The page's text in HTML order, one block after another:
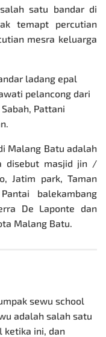
satu bandar di
temapt percutian
mesra keluarga
ladang epal
pelancong dari
Pattani
Malang Batu adalah
disebut masjid jin /
Jatim park, Taman
balekambang
De Laponte dan
Malang Batu.
sewu school
adalah salah satu
ketika ini, dan